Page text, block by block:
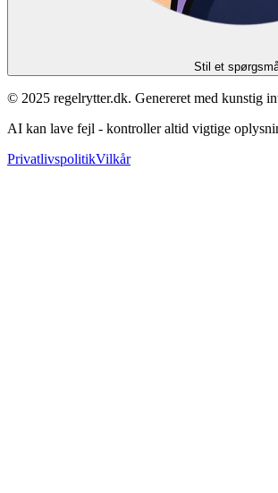
Stil et
© 2025 regelrytter.dk. Genereret med kunstig
AI kan lave fejl - kontroller altid vigtige
PrivatlivspolitikVilkår